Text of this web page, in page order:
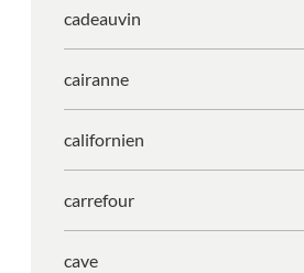
cadeauvin
cairanne
californien
carrefour
cave